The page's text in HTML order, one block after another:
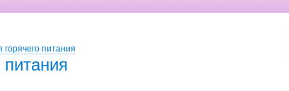
горячего питания
питания